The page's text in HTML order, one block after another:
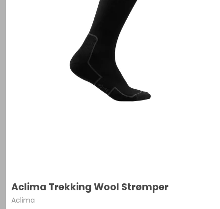
Aclima Trekking Wool Strømper
Aclima